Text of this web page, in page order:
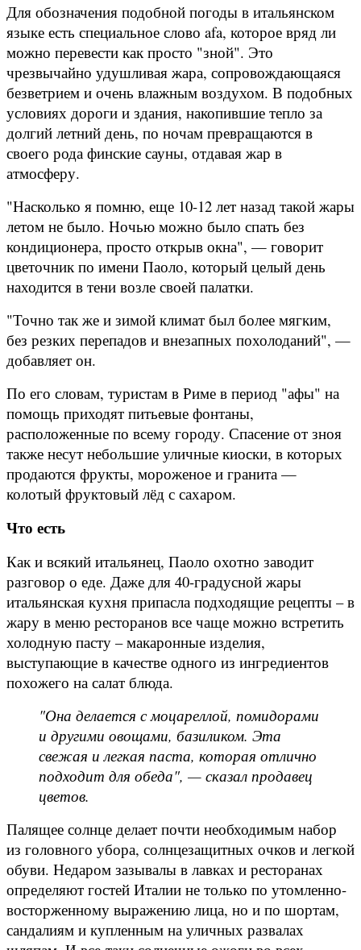
Для обозначения подобной погоды в итальянском
языке есть специальное слово afa, которое вряд ли
можно перевести как просто "зной". Это
чрезвычайно удушливая жара, сопровождающаяся
безветрием и очень влажным воздухом. В подобных
условиях дороги и здания, накопившие тепло за
долгий летний день, по ночам превращаются в
своего рода финские сауны, отдавая жар в
атмосферу.
"Насколько я помню, еще 10-12 лет назад такой жары
летом не было. Ночью можно было спать без
кондиционера, просто открыв окна", — говорит
цветочник по имени Паоло, который целый день
находится в тени возле своей палатки.
"Точно так же и зимой климат был более мягким,
без резких перепадов и внезапных похолоданий", —
добавляет он.
По его словам, туристам в Риме в период "афы" на
помощь приходят питьевые фонтаны,
расположенные по всему городу. Спасение от зноя
также несут небольшие уличные киоски, в которых
продаются фрукты, мороженое и гранита —
колотый фруктовый лёд с сахаром.
Что есть
Как и всякий итальянец, Паоло охотно заводит
разговор о еде. Даже для 40-градусной жары
итальянская кухня припасла подходящие рецепты – в
жару в меню ресторанов все чаще можно встретить
холодную пасту – макаронные изделия,
выступающие в качестве одного из ингредиентов
похожего на салат блюда.
"Она делается с моцареллой, помидорами
и другими овощами, базиликом. Эта
свежая и легкая паста, которая отлично
подходит для обеда", — сказал продавец
цветов.
Палящее солнце делает почти необходимым набор
из головного убора, солнцезащитных очков и легкой
обуви. Недаром зазывалы в лавках и ресторанах
определяют гостей Италии не только по утомленно-
восторженному выражению лица, но и по шортам,
сандалиям и купленным на уличных развалах